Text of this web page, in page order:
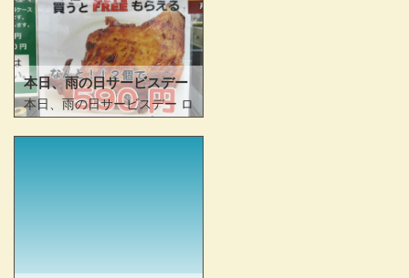
本日、雨の日サービスデー
本日、雨の日サービスデー ロ
ーストチキンレッグ1本買う
と1本無料です。 #とりあんど